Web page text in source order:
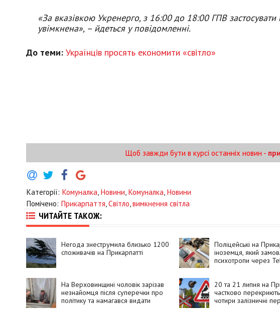
«За вказівкою Укренерго, з 16:00 до 18:00 ГПВ
увімкнена», – йдеться у повідомленні.
До теми: Українців просять економити «світло»
Щоб завжди бути в курсі останніх новин -
Категорії: Комуналка, Новини, Комуналка, Новини
Помічено: Прикарпаття,Світло,вимкнення світла
ЧИТАЙТЕ ТАКОЖ:
Негода знеструмила близько 1200
споживачів на Прикарпатті
Поліцейські на
іноземця, який
психотропи через
На Верховинщині чоловік зарізав
незнайомця після суперечки про
політику та намагався видати
20 та 21 липня на
частково
чотири залізничні